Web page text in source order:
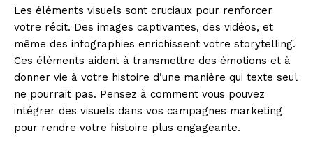
Les éléments visuels sont cruciaux pour renforcer
votre récit. Des images captivantes, des vidéos, et
même des infographies enrichissent votre storytelling.
Ces éléments aident à transmettre des émotions et à
donner vie à votre histoire d’une manière qui texte seul
ne pourrait pas. Pensez à comment vous pouvez
intégrer des visuels dans vos campagnes marketing
pour rendre votre histoire plus engageante.